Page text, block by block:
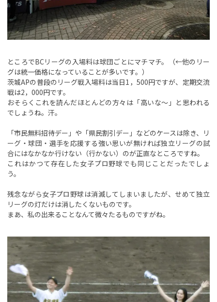
ところでBCリーグの入場料は球団ごとにマチマチ。（←他のリー
グは統一価格になっていることが多いです。）
茨城APの普段のリーグ戦入場料は当日1，500円ですが、定期交流
戦は2，000円です。
おそらくこれを読んだほとんどの方々は「高いな～」と思われる
でしょうね。汗。
「市民無料招待デー」や「県民割引デー」などのケースは除き、リ
ーグ・球団・選手を応援する強い思いが無ければ独立リーグの試
合にはなかなか行けない（行かない）のが正直なところですね。
これはかつて存在した女子プロ野球でも同じことだったでしょ
う。
残念ながら女子プロ野球は消滅してしまいましたが、せめて独立
リーグの灯だけは消したくないものです。
まあ、私の出来ることなんて微々たるものですがね。